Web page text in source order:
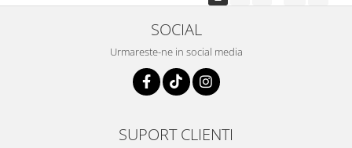
SOCIAL
Urmareste-ne in social media
SUPORT CLIENTI